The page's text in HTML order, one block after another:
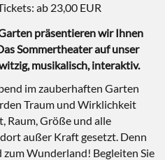
ab 23,00 EUR
präsentieren wir Ihnen
Sommertheater auf unser
musikalisch, interaktiv.
im zauberhaften Garten
Traum und Wirklichkeit
Raum, Größe und alle
außer Kraft gesetzt. Denn
Wunderland! Begleiten Sie